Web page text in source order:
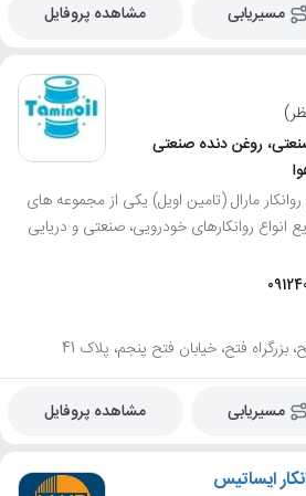
مسیریابی مشاهده پروفایل
روغن دنده صنعتی
مارال (تامین اویل) یکی از مجموعه های
روانکارهای خودرویی، صنعتی و دریایی
مسیریابی مشاهده پروفایل
ایساتیس